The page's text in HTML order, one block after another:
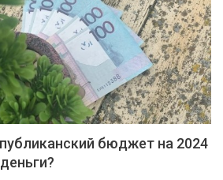
бюджет на 2024